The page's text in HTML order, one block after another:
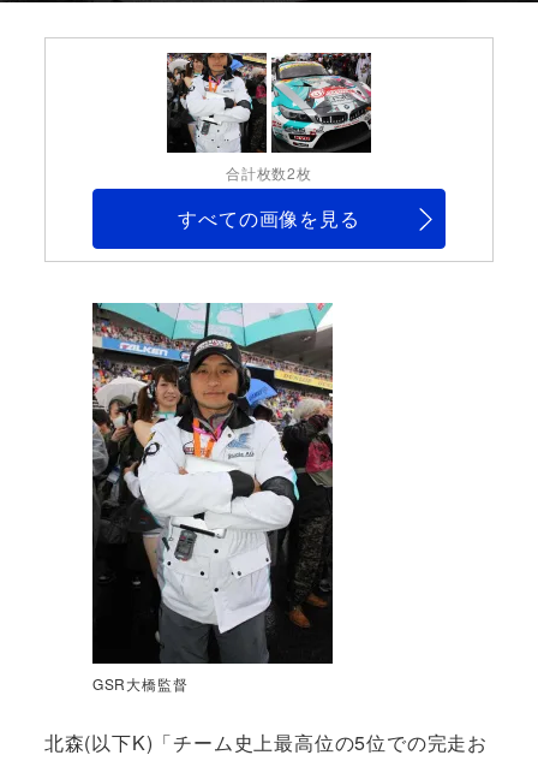
合計枚数2枚
すべての画像を見る
GSR大橋監督
北森(以下K)「チーム史上最高位の5位での完走お